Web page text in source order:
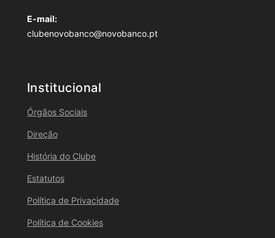
E-mail:
clubenovobanco@novobanco.pt
Institucional
Órgãos Sociais
Direção
História do Clube
Estatutos
Política de Privacidade
Política de Cookies